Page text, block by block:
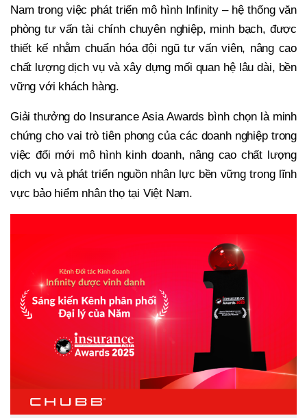
Nam trong việc phát triển mô hình Infinity – hệ thống văn
phòng tư vấn tài chính chuyên nghiệp, minh bạch, được
thiết kế nhằm chuẩn hóa đội ngũ tư vấn viên, nâng cao
chất lượng dịch vụ và xây dựng mối quan hệ lâu dài, bền
vững với khách hàng.
Giải thưởng do Insurance Asia Awards bình chọn là minh
chứng cho vai trò tiên phong của các doanh nghiệp trong
việc đổi mới mô hình kinh doanh, nâng cao chất lượng
dịch vụ và phát triển nguồn nhân lực bền vững trong lĩnh
vực bảo hiểm nhân thọ tại Việt Nam.